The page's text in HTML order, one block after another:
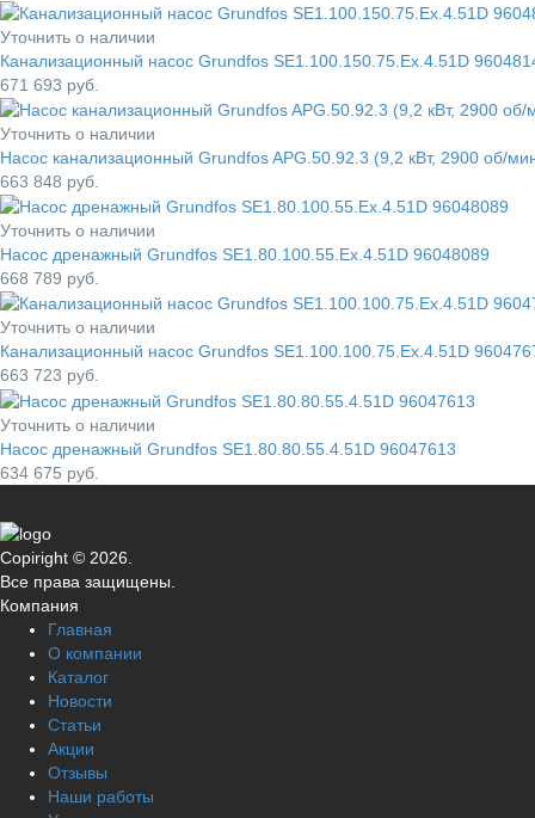
Уточнить о наличии
Канализационный насос Grundfos SE1.100.150.75.Ex.4.51D
671 693 руб.
Уточнить о наличии
Насос канализационный Grundfos APG.50.92.3 (9,2 кВт, 2900 об/
663 848 руб.
Уточнить о наличии
Насос дренажный Grundfos SE1.80.100.55.Ex.4.51D 96048089
668 789 руб.
Уточнить о наличии
Канализационный насос Grundfos SE1.100.100.75.Ex.4.51D
663 723 руб.
Уточнить о наличии
Насос дренажный Grundfos SE1.80.80.55.4.51D 96047613
634 675 руб.
Copiright © 2026.
Все права защищены.
Компания
Главная
О компании
Каталог
Новости
Статьи
Акции
Отзывы
Наши работы